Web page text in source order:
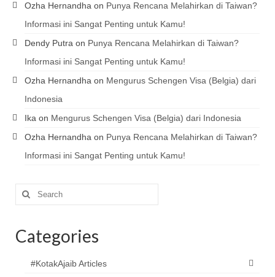
Ozha Hernandha on Punya Rencana Melahirkan di Taiwan?
Informasi ini Sangat Penting untuk Kamu!
Dendy Putra on Punya Rencana Melahirkan di Taiwan?
Informasi ini Sangat Penting untuk Kamu!
Ozha Hernandha on Mengurus Schengen Visa (Belgia) dari
Indonesia
Ika on Mengurus Schengen Visa (Belgia) dari Indonesia
Ozha Hernandha on Punya Rencana Melahirkan di Taiwan?
Informasi ini Sangat Penting untuk Kamu!
Search
for:
Categories
#KotakAjaib Articles